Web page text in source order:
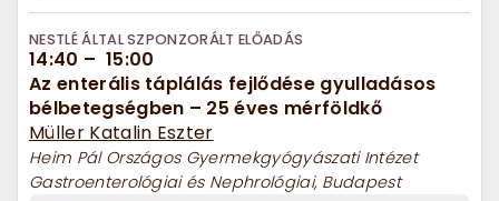
NESTLÉ ÁLTAL SZPONZORÁLT ELŐADÁS
14:40 – 15:00
Az enterális táplálás fejlődése gyulladásos
bélbetegségben – 25 éves mérföldkő
Müller Katalin Eszter
Heim Pál Országos Gyermekgyógyászati Intézet
Gastroenterológiai és Nephrológiai, Budapest